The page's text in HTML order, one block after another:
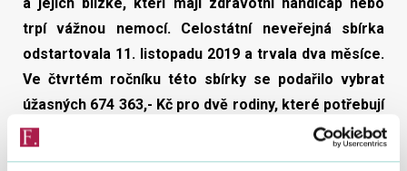
trpí vážnou nemocí. Celostátní neveřejná sbírka
odstartovala 11. listopadu 2019 a trvala dva měsíce.
Ve čtvrtém ročníku této sbírky se podařilo vybrat
úžasných 674 363,- Kč pro dvě rodiny, které potřebují
pomocnou ruku.